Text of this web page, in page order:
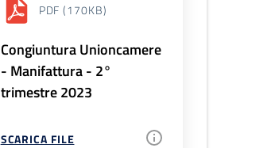
PDF (170KB)
Congiuntura Unioncamere
- Manifattura - 2°
trimestre 2023
SCARICA FILE